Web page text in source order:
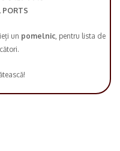
PORTS
un pomelnic, pentru lista de